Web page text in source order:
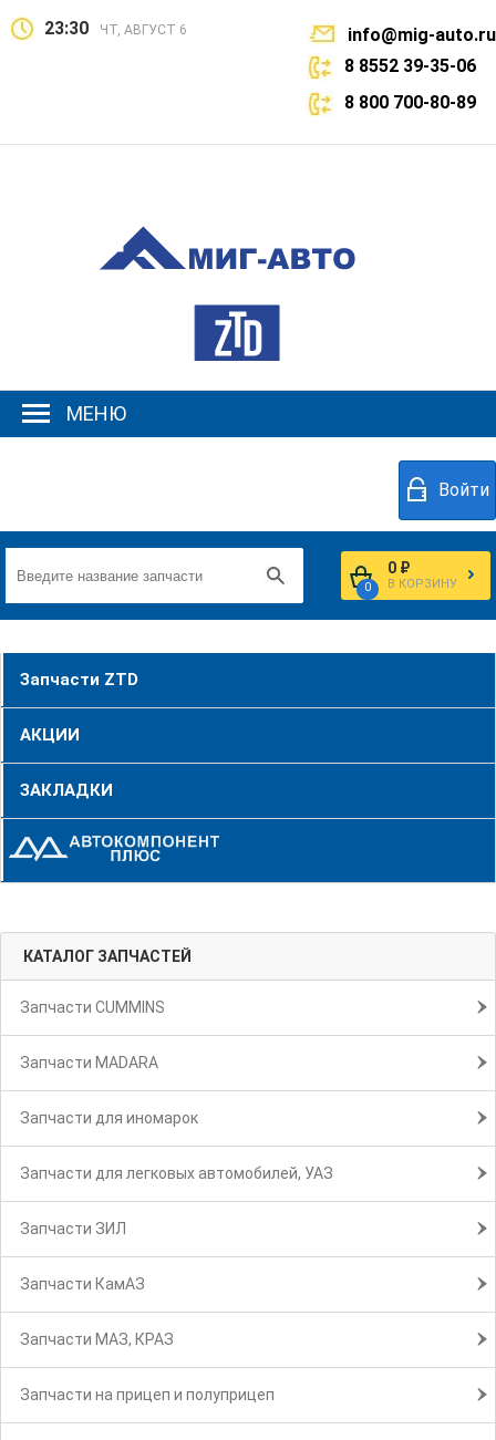
23:30 ЧТ, АВГУСТ 6
info@mig-auto.ru
8 8552 39-35-06
8 800 700-80-89
МЕНЮ
Войти
0
0 ₽
В КОРЗИНУ
Запчасти ZTD
АКЦИИ
ЗАКЛАДКИ
КАТАЛОГ ЗАПЧАСТЕЙ
Запчасти CUMMINS
Запчасти MADARA
Запчасти для иномарок
Запчасти для легковых автомобилей, УАЗ
Запчасти ЗИЛ
Запчасти КамАЗ
Запчасти МАЗ, КРАЗ
Запчасти на прицеп и полуприцеп